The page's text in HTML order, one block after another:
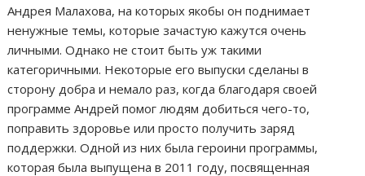
Андрея Малахова, на которых якобы он поднимает
ненужные темы, которые зачастую кажутся очень
личными. Однако не стоит быть уж такими
категоричными. Некоторые его выпуски сделаны в
сторону добра и немало раз, когда благодаря своей
программе Андрей помог людям добиться чего-то,
поправить здоровье или просто получить заряд
поддержки. Одной из них была героини программы,
которая была выпущена в 2011 году, посвященная